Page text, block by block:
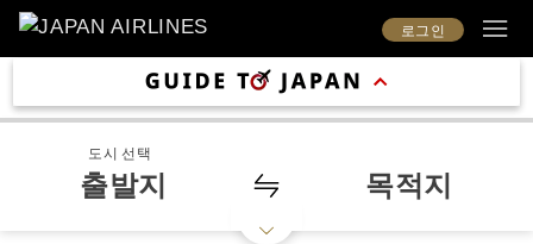
로그인
도시 선택
출발지 목적지